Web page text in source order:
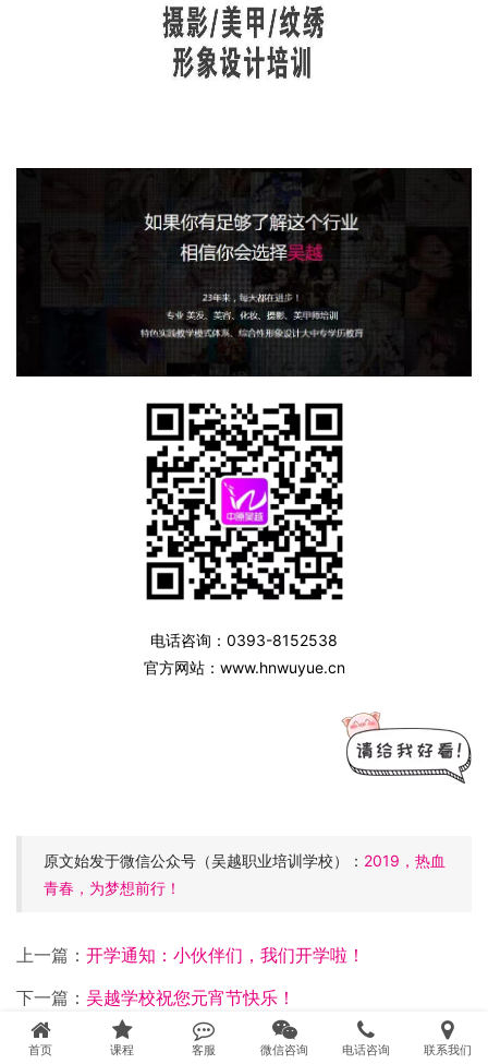
电话咨询：0393-8152538
官方网站：www.hnwuyue.cn
原文始发于微信公众号（吴越职业培训学校）： 2019，热血
青春，为梦想前行！
上一篇： 开学通知：小伙伴们，我们开学啦！
下一篇： 吴越学校祝您元宵节快乐！
首页 课程 客服 微信咨询 电话咨询 联系我们